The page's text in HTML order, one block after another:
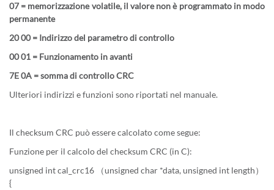
07 = memorizzazione volatile, il valore non è programmato in modo
permanente
20 00 = Indirizzo del parametro di controllo
00 01 = Funzionamento in avanti
7E 0A = somma di controllo CRC
Ulteriori indirizzi e funzioni sono riportati nel manuale.
Il checksum CRC può essere calcolato come segue:
Funzione per il calcolo del checksum CRC (in C):
unsigned int cal_crc16 （unsigned char *data, unsigned int length）
{